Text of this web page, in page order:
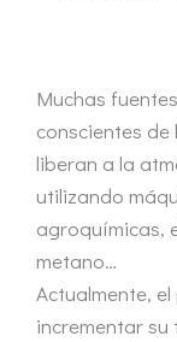
Muchas
conscientes
liberan a la
utilizando
agroquímicas,
metano…
Actualmente,
incrementar